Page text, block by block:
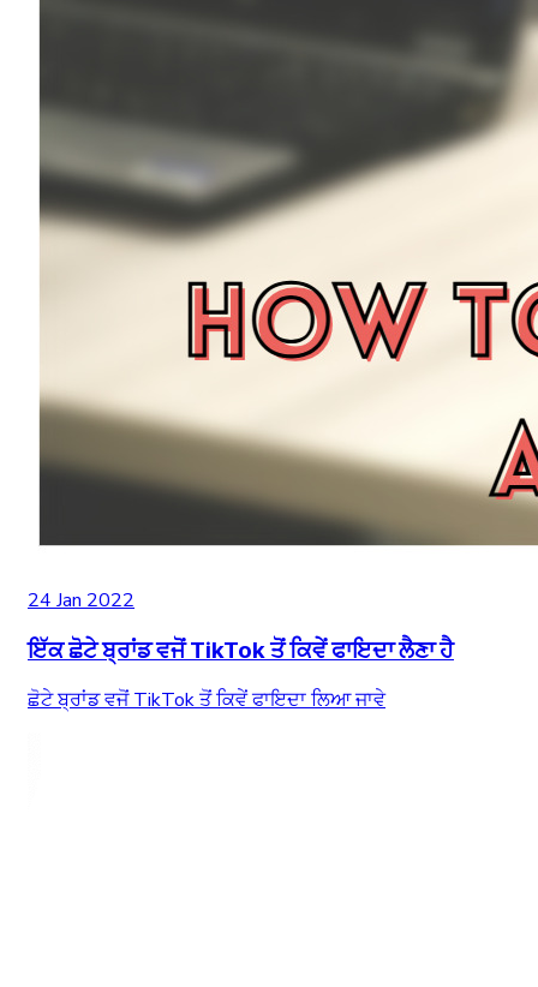
24 Jan 2022
ਇੱਕ ਛੋਟੇ ਬ੍ਰਾਂਡ ਵਜੋਂ TikTok ਤੋਂ ਕਿਵੇਂ ਫਾਇਦਾ ਲੈਣਾ ਹੈ
ਛੋਟੇ ਬ੍ਰਾਂਡ ਵਜੋਂ TikTok ਤੋਂ ਕਿਵੇਂ ਫਾਇਦਾ ਲਿਆ ਜਾਵੇ